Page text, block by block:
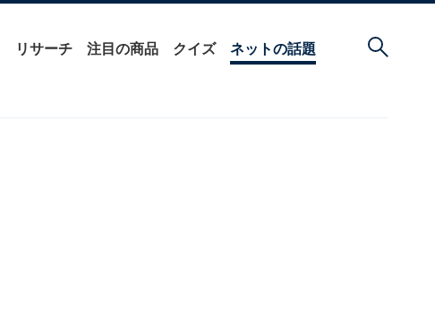
リサーチ 注目の商品 クイズ ネットの話題